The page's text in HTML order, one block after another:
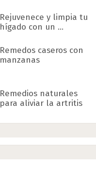
Rejuvenece y limpia tu
hígado con un …
Remedos caseros con
manzanas
Remedios naturales
para aliviar la artritis